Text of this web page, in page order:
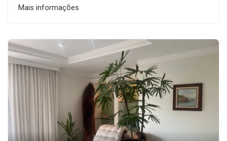
Mais informações